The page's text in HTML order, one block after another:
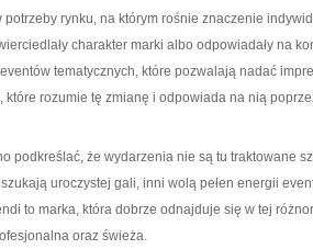
potrzeby rynku, na którym rośnie znaczenie
charakter marki albo odpowiadały na
tematycznych, które pozwalają nadać
które rozumie tę zmianę i odpowiada na nią
podkreślać, że wydarzenia nie są tu traktowane
uroczystej gali, inni wolą pełen energii
to marka, która dobrze odnajduje się w tej
oraz świeża.